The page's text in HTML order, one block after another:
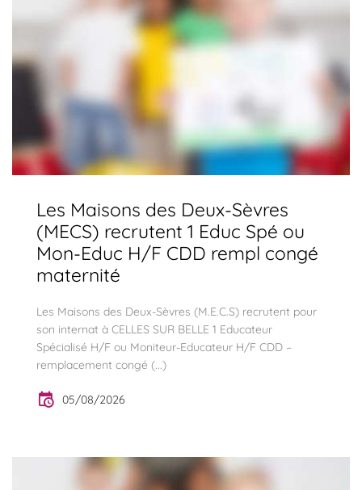
Les Maisons des Deux-Sèvres
(MECS) recrutent 1 Educ Spé ou
Mon-Educ H/F CDD rempl congé
maternité
Les Maisons des Deux-Sèvres (M.E.C.S) recrutent pour
son internat à CELLES SUR BELLE 1 Educateur
Spécialisé H/F ou Moniteur-Educateur H/F CDD –
remplacement congé (...)
05/08/2026